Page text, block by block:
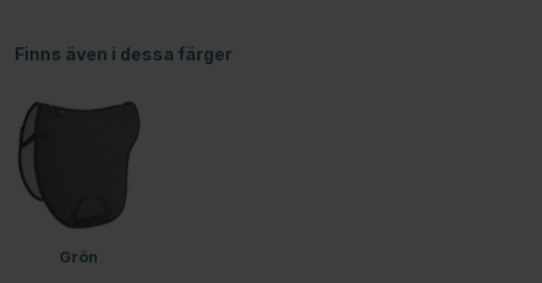
Finns även i dessa färger
Grön